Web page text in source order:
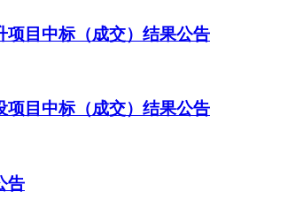
项目中标（成交）结果公告
项目中标（成交）结果公告
告